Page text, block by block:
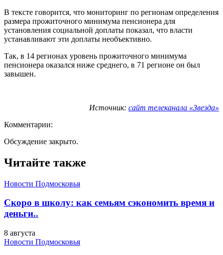
В тексте говорится, что мониторинг по регионам определения
размера прожиточного минимума пенсионера для
установления социальной доплаты показал, что власти
устанавливают эти доплаты необъективно.
Так, в 14 регионах уровень прожиточного минимума
пенсионера оказался ниже среднего, в 71 регионе он был
завышен.
Источник: сайт телеканала «Звезда»
Комментарии:
Обсуждение закрыто.
Читайте также
Новости Подмосковья
Скоро в школу: как семьям сэкономить время и
деньги..
8 августа
Новости Подмосковья